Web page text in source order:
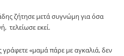
ζήτησε μετά συγνώμη για όσα
τελείωσε εκεί.
«μαμά πάρε με αγκαλιά, δεν